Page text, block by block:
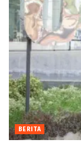
BERITA